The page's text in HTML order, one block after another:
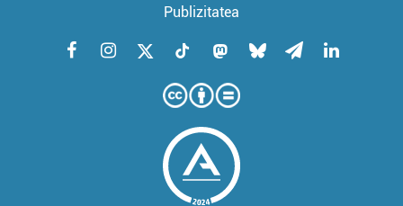
Publizitatea